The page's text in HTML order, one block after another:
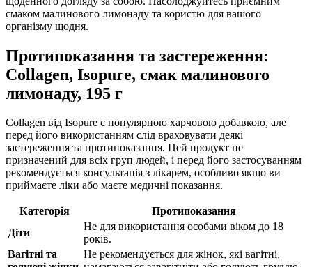
смаком малинового лимонаду та користю для вашого
організму щодня.
Протипоказання та застереження:
Collagen, Isopure, смак малинового
лимонаду, 195 г
Collagen від Isopure є популярною харчовою добавкою, але
перед його використанням слід враховувати деякі
застереження та протипоказання. Цей продукт не
призначений для всіх груп людей, і перед його застосуванням
рекомендується консультація з лікарем, особливо якщо ви
приймаєте ліки або маєте медичні показання.
Категорія
Протипоказання
Діти
Не для використання особами віком до 18
років.
Вагітні та
Не рекомендується для жінок, які вагітні,